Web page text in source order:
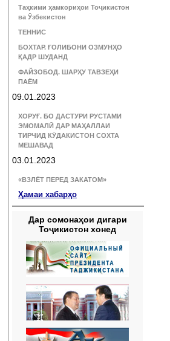
Таҳкими ҳамкориҳои Тоҷикистон
ва Ӯзбекистон
ТЕННИС
БОХТАР. ҒОЛИБОНИ ОЗМУНҲО
ҚАДР ШУДАНД
ФАЙЗОБОД. ШАРҲУ ТАВЗЕҲИ
ПАЁМ
09.01.2023
ХОРУҒ. БО ДАСТУРИ РУСТАМИ
ЭМОМАЛӢ ДАР МАҲАЛЛАИ
ТИРЧИД КӮДАКИСТОН СОХТА
МЕШАВАД
03.01.2023
«ВЗЛЁТ ПЕРЕД ЗАКАТОМ»
Ҳамаи хабарҳо
Дар сомонаҳои дигари
Тоҷикистон хонед